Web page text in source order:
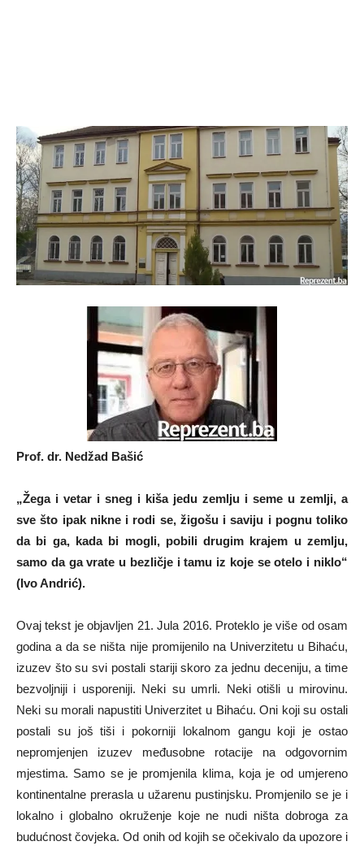
Prof. dr. Nedžad Bašić
„Žega i vetar i sneg i kiša jedu zemlju i seme u zemlji, a
sve što ipak nikne i rodi se, žigošu i saviju i pognu toliko
da bi ga, kada bi mogli, pobili drugim krajem u zemlju,
samo da ga vrate u bezličje i tamu iz koje se otelo i niklo“
(Ivo Andrić).
Ovaj tekst je objavljen 21. Jula 2016. Proteklo je više od osam
godina a da se ništa nije promijenilo na Univerzitetu u Bihaću,
izuzev što su svi postali stariji skoro za jednu deceniju, a time
bezvoljniji i usporeniji. Neki su umrli. Neki otišli u mirovinu.
Neki su morali napustiti Univerzitet u Bihaću. Oni koji su ostali
postali su još tiši i pokorniji lokalnom gangu koji je ostao
nepromjenjen izuzev međusobne rotacije na odgovornim
mjestima. Samo se je promjenila klima, koja je od umjereno
kontinentalne prerasla u užarenu pustinjsku. Promjenilo se je i
lokalno i globalno okruženje koje ne nudi ništa dobroga za
budućnost čovjeka. Od onih od kojih se očekivalo da upozore i